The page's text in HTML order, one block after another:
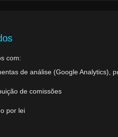
com:
de análise (Google Analytics),
de comissões
por lei